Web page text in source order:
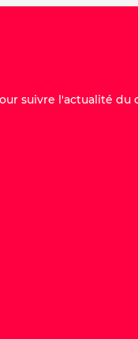
suivre l'actualité du